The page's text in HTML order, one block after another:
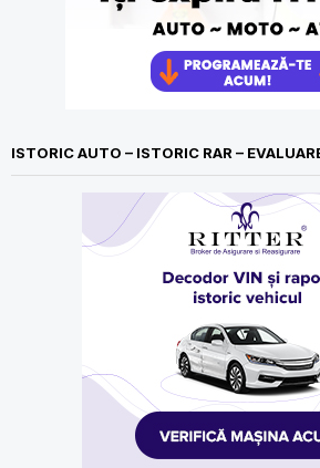
ISTORIC AUTO – ISTORIC RAR –